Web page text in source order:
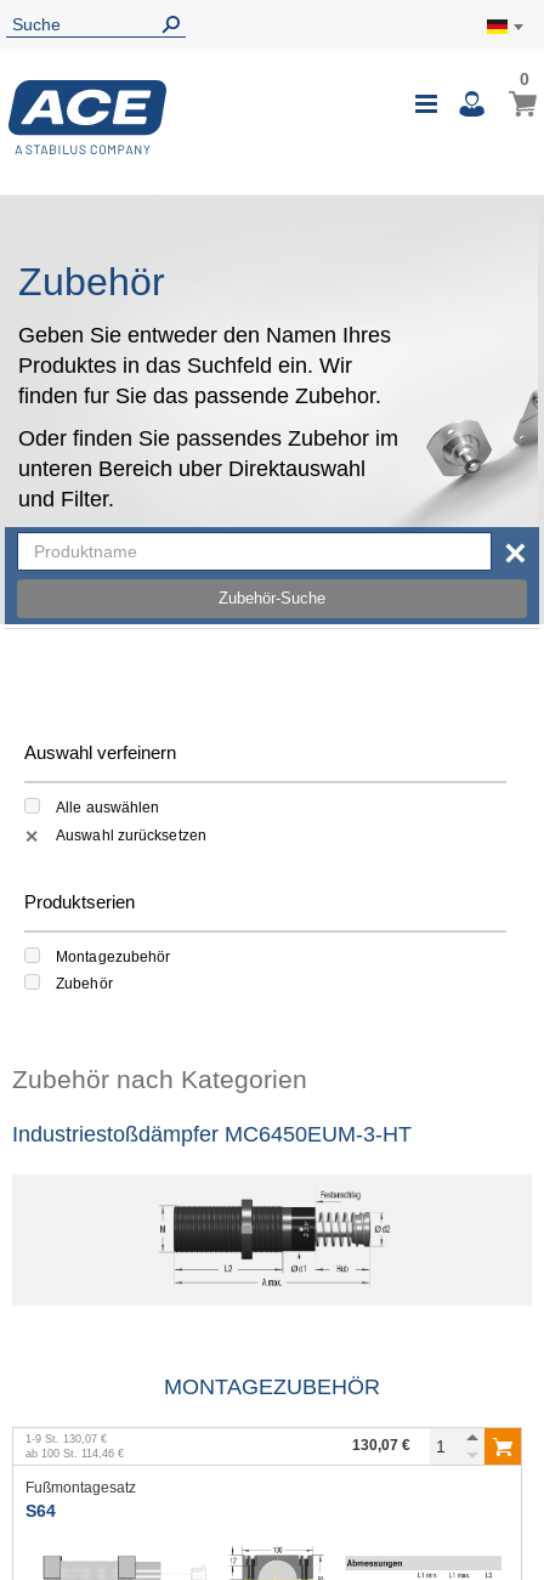
00
Zubehör
Geben Sie entweder den Namen Ihres
Produktes in das Suchfeld ein. Wir
finden fur Sie das passende Zubehor.
Oder finden Sie passendes Zubehor im
unteren Bereich uber Direktauswahl
und Filter.
Zubehör-Suche
×
Auswahl verfeinern
Alle auswählen
✕ Auswahl zurücksetzen
Produktserien
Montagezubehör
Zubehör
Zubehör nach Kategorien
Industriestoßdämpfer MC6450EUM-3-HT
MONTAGEZUBEHÖR
1 -9 St. 130,07 €
ab 100 St. 114,46 € 130,07 €
Fußmontagesatz
S64